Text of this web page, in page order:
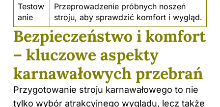
Testow
anie
Przeprowadzenie próbnych noszeń
stroju, aby sprawdzić komfort i wygląd.
Bezpieczeństwo i komfort
– kluczowe aspekty
karnawałowych przebrań
Przygotowanie stroju karnawałowego to nie
tylko wybór atrakcyjnego wyglądu, lecz także